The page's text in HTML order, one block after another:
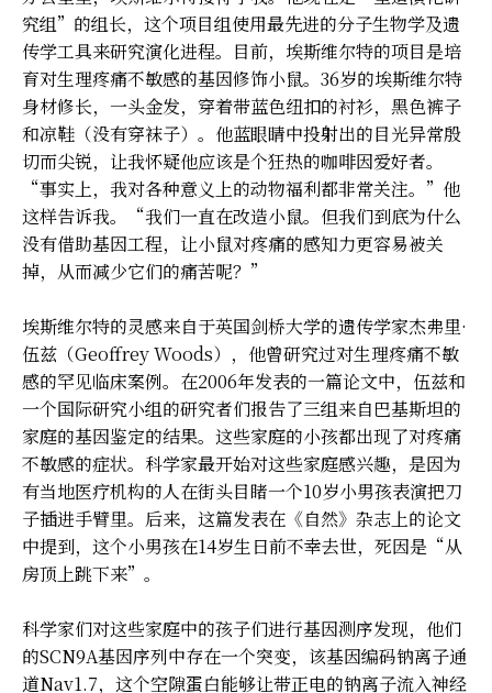
究组”的组长，这个项目组使用最先进的分子生物学及遗
传学工具来研究演化进程。目前，埃斯维尔特的项目是培
育对生理疼痛不敏感的基因修饰小鼠。36岁的埃斯维尔特
身材修长，一头金发，穿着带蓝色纽扣的衬衫，黑色裤子
和凉鞋（没有穿袜子）。他蓝眼睛中投射出的目光异常殷
切而尖锐，让我怀疑他应该是个狂热的咖啡因爱好者。
“事实上，我对各种意义上的动物福利都非常关注。”他
这样告诉我。“我们一直在改造小鼠。但我们到底为什么
没有借助基因工程，让小鼠对疼痛的感知力更容易被关
掉，从而减少它们的痛苦呢？”
埃斯维尔特的灵感来自于英国剑桥大学的遗传学家杰弗里·
伍兹（Geoffrey Woods），他曾研究过对生理疼痛不敏
感的罕见临床案例。在2006年发表的一篇论文中，伍兹和
一个国际研究小组的研究者们报告了三组来自巴基斯坦的
家庭的基因鉴定的结果。这些家庭的小孩都出现了对疼痛
不敏感的症状。科学家最开始对这些家庭感兴趣，是因为
有当地医疗机构的人在街头目睹一个10岁小男孩表演把刀
子插进手臂里。后来，这篇发表在《自然》杂志上的论文
中提到，这个小男孩在14岁生日前不幸去世，死因是“从
房顶上跳下来”。
科学家们对这些家庭中的孩子们进行基因测序发现，他们
的SCN9A基因序列中存在一个突变，该基因编码钠离子通
道Nav1.7，这个空隙蛋白能够让带正电的钠离子流入神经